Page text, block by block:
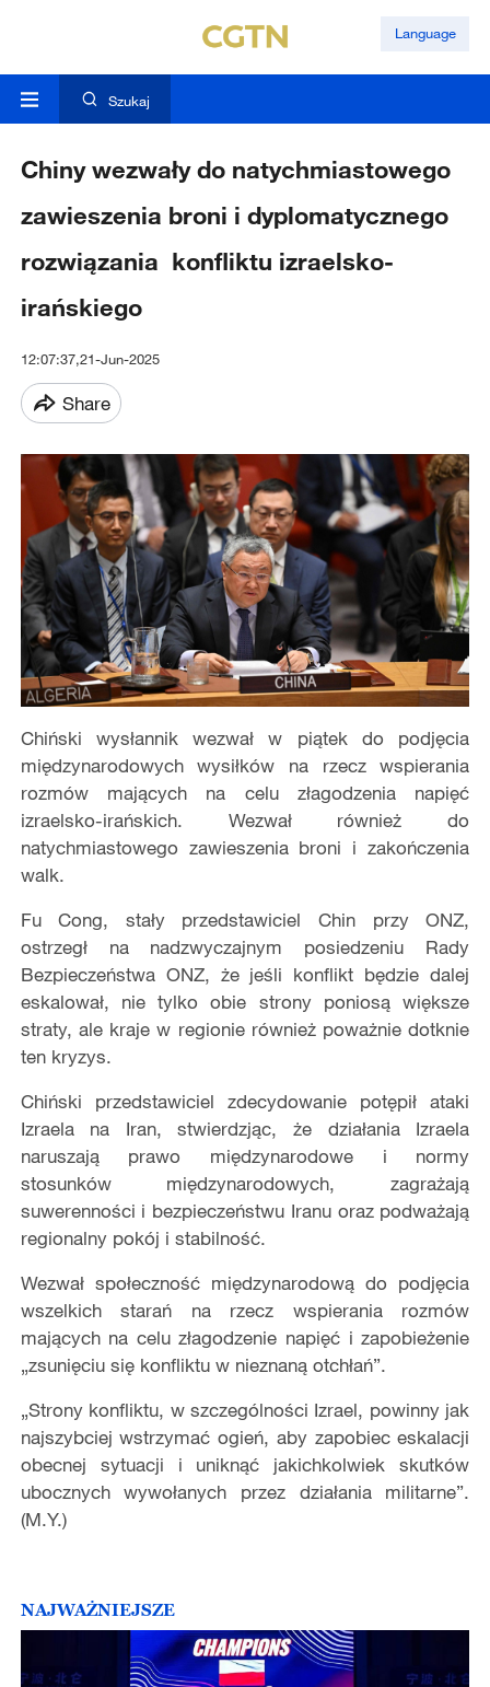
Language
Szukaj
Chiny wezwały do natychmiastowego
zawieszenia broni i dyplomatycznego
rozwiązania konfliktu izraelsko-
irańskiego
12:07:37,21-Jun-2025
Share
Chiński wysłannik wezwał w piątek do podjęcia
międzynarodowych wysiłków na rzecz wspierania
rozmów mających na celu złagodzenia napięć
izraelsko-irańskich. Wezwał również do
natychmiastowego zawieszenia broni i zakończenia
walk.
Fu Cong, stały przedstawiciel Chin przy ONZ,
ostrzegł na nadzwyczajnym posiedzeniu Rady
Bezpieczeństwa ONZ, że ​​jeśli konflikt będzie dalej
eskalował, nie tylko obie strony poniosą większe
straty, ale kraje w regionie również poważnie dotknie
ten kryzys.
Chiński przedstawiciel zdecydowanie potępił ataki
Izraela na Iran, stwierdzjąc, że działania Izraela
naruszają prawo międzynarodowe i normy
stosunków międzynarodowych, zagrażają
suwerenności i bezpieczeństwu Iranu oraz podważają
regionalny pokój i stabilność.
Wezwał społeczność międzynarodową do podjęcia
wszelkich starań na rzecz wspierania rozmów
mających na celu złagodzenie napięć i zapobieżenie
„zsunięciu się konfliktu w nieznaną otchłań”.
„Strony konfliktu, w szczególności Izrael, powinny jak
najszybciej wstrzymać ogień, aby zapobiec eskalacji
obecnej sytuacji i uniknąć jakichkolwiek skutków
ubocznych wywołanych przez działania militarne”.
(M.Y.)
NAJWAŻNIEJSZE